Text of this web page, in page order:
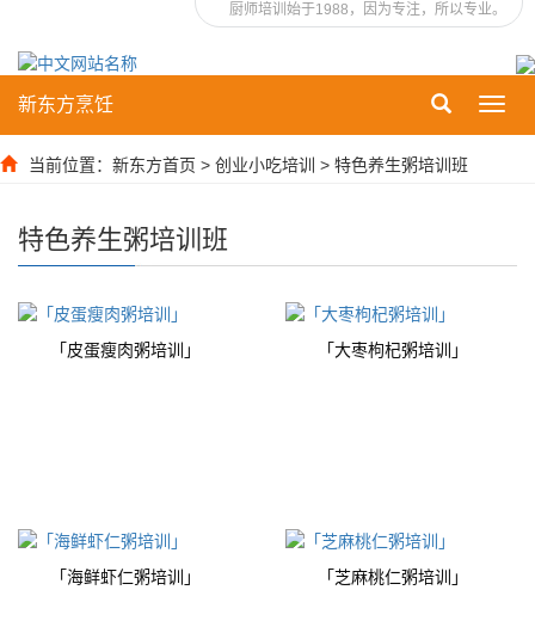
厨师培训始于1988，因为专注，所以专业。
新东方烹饪
当前位置： 新东方首页 > 创业小吃培训 > 特色养生粥培训班
特色养生粥培训班
「皮蛋瘦肉粥培训」 「大枣枸杞粥培训」
「海鲜虾仁粥培训」 「芝麻桃仁粥培训」